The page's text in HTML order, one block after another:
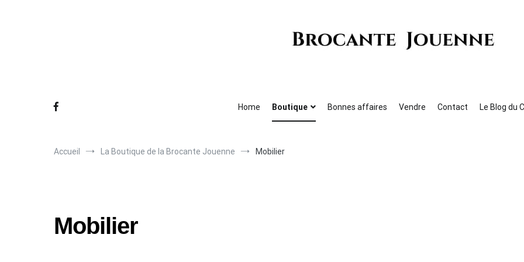
Home Boutique Bonnes affaires Vendre Contact Le Blog du
Accueil La Boutique de la Brocante Jouenne Mobilier
Mobilier